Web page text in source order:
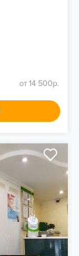
от 14 500р.